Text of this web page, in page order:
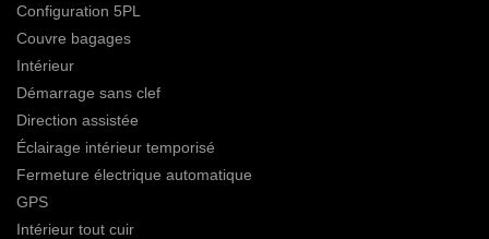
Configuration 5PL
Couvre bagages
Intérieur
Démarrage sans clef
Direction assistée
Éclairage intérieur temporisé
Fermeture électrique automatique
GPS
Intérieur tout cuir